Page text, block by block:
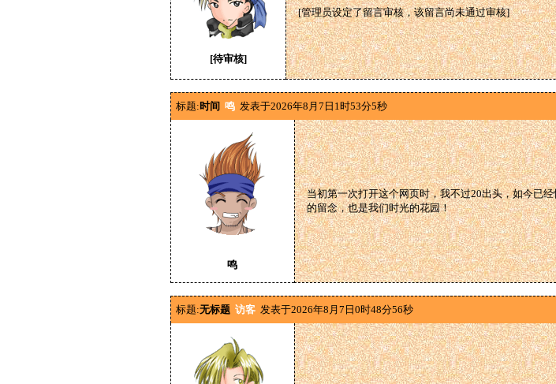
[待审核]
[管理员设定了留言审核，该留言尚未通过审核]
标题:时间 鸣 发表于2026年8月7日1时53分5秒
鸣
当初第一次打开这个网页时，我不过20出头，如今已
的留念，也是我们时光的花园！
标题:无标题 访客 发表于2026年8月7日0时48分56秒